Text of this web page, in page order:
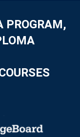
PROGRAM,